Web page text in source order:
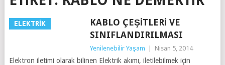
ELEKTRIK
KABLO ÇEŞITLERI VE
SINIFLANDIRILMASI
Yenilenebilir Yaşam Nisan 5, 2014
Elektron iletimi olarak bilinen Elektrik akımı, iletilebilmek için